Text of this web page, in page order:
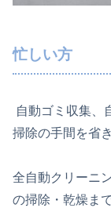
忙しい方
自動ゴミ収集、
掃除の手間を省
全自動クリーニ
の掃除・乾燥ま